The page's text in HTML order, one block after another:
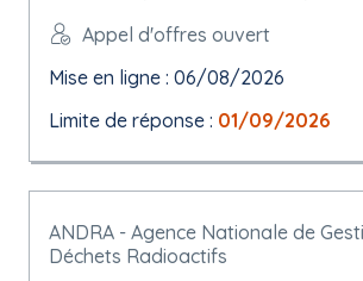
Appel d'offres ouvert
Mise en ligne : 06/08/2026
Limite de réponse : 01/09/2026
ANDRA - Agence Nationale de
Déchets Radioactifs